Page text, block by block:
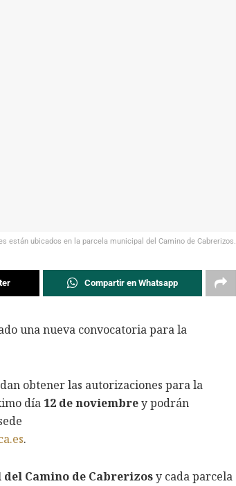
están ubicados en la parcela municipal del Camino de Cabrerizos.
Compartir en Whatsapp
una nueva convocatoria para la
obtener las autorizaciones para la
día 12 de noviembrey podrán
.
Camino de Cabrerizosy cada parcela